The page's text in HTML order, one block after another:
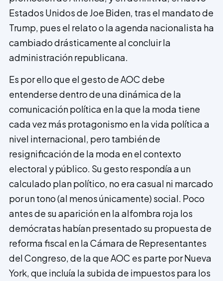
Estados Unidos de Joe Biden, tras el mandato de
Trump, pues el relato o la agenda nacionalista ha
cambiado drásticamente al concluir la
administración republicana.
Es por ello que el gesto de AOC debe
entenderse dentro de una dinámica de la
comunicación política en la que la moda tiene
cada vez más protagonismo en la vida política a
nivel internacional, pero también de
resignificación de la moda en el contexto
electoral y público. Su gesto respondía a un
calculado plan político, no era casual ni marcado
por un tono (al menos únicamente) social. Poco
antes de su aparición en la alfombra roja los
demócratas habían presentado su propuesta de
reforma fiscal en la Cámara de Representantes
del Congreso, de la que AOC es parte por Nueva
York, que incluía la subida de impuestos para los